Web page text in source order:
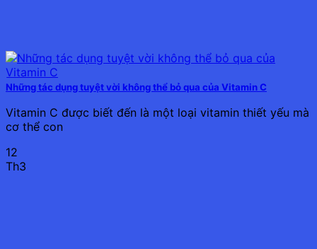
Những tác dụng tuyệt vời không thể bỏ qua của Vitamin C
Vitamin C được biết đến là một loại vitamin thiết yếu mà
cơ thể con
12
Th3